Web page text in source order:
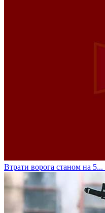
​Втрати ворога станом на 5...